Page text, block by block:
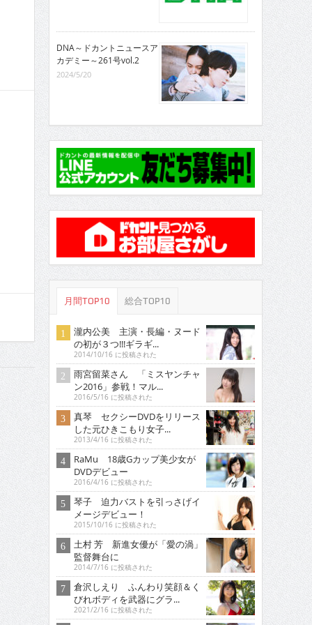
DNA～ドカントニュースア
カデミー～261号vol.2
2024/5/20
月間TOP10 総合TOP10
瀧内公美 主演・長編・ヌード
の初が３つ!!!ギラギ...
2014/10/16 に投稿された
雨宮留菜さん 「ミスヤンチャ
ン2016」参戦！マル...
2016/5/16 に投稿された
真琴 セクシーDVDをリリース
した元ひきこもり女子...
2013/4/16 に投稿された
RaMu 18歳Gカップ美少女が
DVDデビュー
2016/4/16 に投稿された
琴子 迫力バストを引っさげイ
メージデビュー！
2015/10/16 に投稿された
土村 芳 新進女優が「愛の渦」
監督舞台に
2014/7/16 に投稿された
倉沢しえり ふんわり笑顔＆く
びれボディを武器にグラ...
2021/2/16 に投稿された